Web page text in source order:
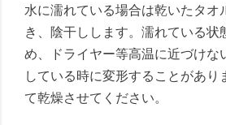
水に濡れている場合は乾いたタオ
き、陰干しします。濡れている状
め、ドライヤー等高温に近づけな
している時に変形することがあり
て乾燥させてください。